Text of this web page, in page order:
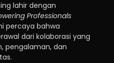
lahir dengan
Professionals
percaya bahwa
dari kolaborasi yang
pengalaman, dan